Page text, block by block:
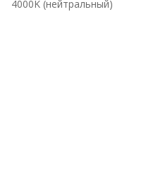
4000K (нейтральный)